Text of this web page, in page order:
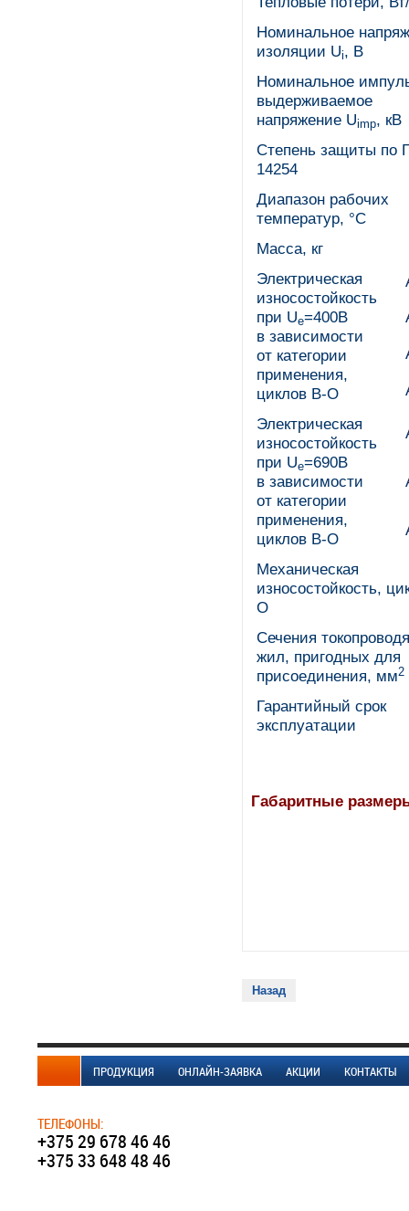
Номинальное
изоляции Ui, В
Номинальное
выдерживаемое
напряжение Uimp, кВ
Степень защиты по
14254
Диапазон рабочих
температур, °С
Масса, кг
Электрическая
износостойкость
при Ue=400В
в зависимости
от категории
применения,
циклов В-О
Электрическая
износостойкость
при Ue=690В
в зависимости
от категории
применения,
циклов В-О
Механическая
износостойкость,
О
Сечения
жил, пригодных для
присоединения, мм2
Гарантийный срок
эксплуатации
Габаритные
Назад
ПРОДУКЦИЯ ОНЛАЙН-ЗАЯВКА АКЦИИ КОНТАКТЫ
ТЕЛЕФОНЫ:
+375 29 678 46 46
+375 33 648 48 46